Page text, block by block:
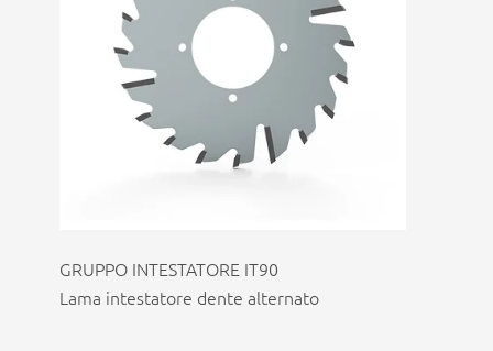
GRUPPO INTESTATORE IT90
Lama intestatore dente alternato